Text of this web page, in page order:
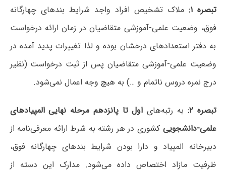
تبصره ۱:
ملاک تشخیص افراد واجد شرایط بندهای چهارگانه
فوق، وضعیت علمی-آموزشی متقاضیان در زمان ارائه درخواست
به دفتر استعدادهای درخشان بوده و لذا تغییرات پدید آمده در
وضعیت علمی-آموزشی متقاضیان پس از ثبت درخواست (نظیر
درج نمره دروس ناتمام و …) به هیچ وجه اعمال نمی‌شود.
تبصره ۲: به رتبه‌هایاول تا پانزدهم مرحله نهایی المپیادهای
علمی-دانشجویی کشوری در هر رشته به شرط ارائه معرفی‌نامه از
دبیرخانه المپیاد و دارا بودن شرایط بندهای چهارگانه فوق،
ظرفیت مازاد اختصاص داده می‌شود. مدارک این دسته از